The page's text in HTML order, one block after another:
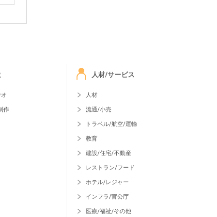
作
人材/サービス
人材
流通/小売
トラベル/航空/運輸
教育
建設/住宅/不動産
レストラン/フード
ホテル/レジャー
インフラ/官公庁
医療/福祉/その他